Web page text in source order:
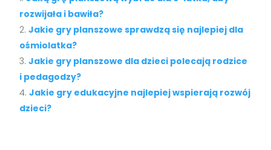
rozwijała i bawiła?
Jakie gry planszowe sprawdzą się najlepiej dla
ośmiolatka?
Jakie gry planszowe dla dzieci polecają rodzice
i pedagodzy?
Jakie gry edukacyjne najlepiej wspierają rozwój
dzieci?